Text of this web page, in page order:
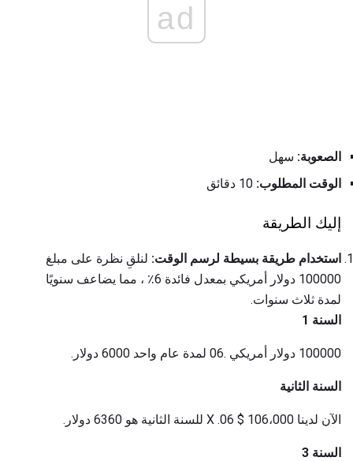
ad
الصعوبة: سهل
الوقت المطلوب:
إليك الطريقة
استخدام طريقة بسيطة لرسم الوقت: لنلقِ نظرة على مبلغ
100000 دولار أمريكي بمعدل فائدة 6٪ ، مما يضاعف سنويًا
لمدة ثلاث سنوات.
السنة 1
100000 دولار أمريكي .06 لمدة عام واحد 6000 دولار.
السنة الثانية
الآن لدينا 106،000 $ X .06 للسنة الثانية هو 6360 دولار.
السنة 3